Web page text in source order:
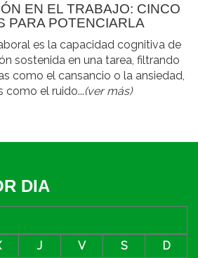
EN EL TRABAJO: CINCO
PARA POTENCIARLA
es la capacidad cognitiva de
sostenida en una tarea, filtrando
como el cansancio o la ansiedad,
como el ruido...(ver más)
DIA
J V S
D